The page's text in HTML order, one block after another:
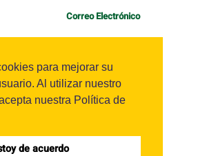
para mejorar su
Al utilizar nuestro
nuestra Política de
de acuerdo
Correo Electrónico